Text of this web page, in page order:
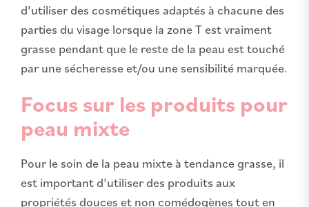
d’utiliser des cosmétiques adaptés à chacune des
parties du visage lorsque la zone T est vraiment
grasse pendant que le reste de la peau est touché
par une sécheresse et/ou une sensibilité marquée.
Focus sur les produits pour
peau mixte
Pour le soin de la peau mixte à tendance grasse, il
est important d’utiliser des produits aux
propriétés douces et non comédogènes tout en